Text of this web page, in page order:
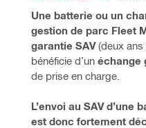
Une batterie ou un
gestion de parc Fleet
garantie SAV (deux ans
bénéficie d’un échange
de prise en charge.
L’envoi au SAV
est donc fortement